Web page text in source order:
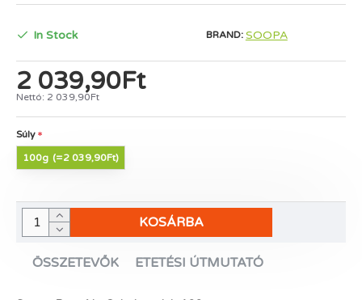
2 039,90Ft
Nettó: 2 039,90Ft
In Stock BRAND: SOOPA
Súly
100g (=2 039,90Ft)
KOSÁRBA
ÖSSZETEVŐK ETETÉSI ÚTMUTATÓ